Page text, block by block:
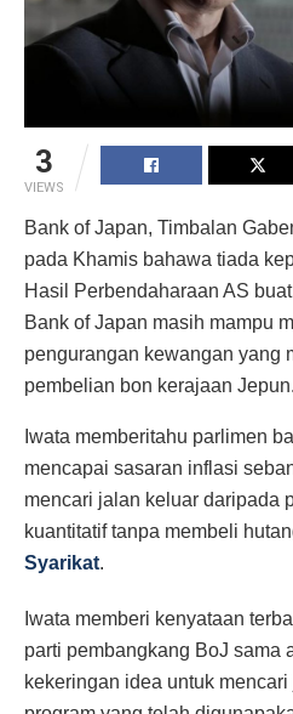
3
VIEWS
Bank of Japan, Timbalan
pada Khamis bahawa tiada
Hasil Perbendaharaan AS
Bank of Japan masih mampu
pengurangan kewangan yang
pembelian bon kerajaan Jepun.
Iwata memberitahu parlimen
mencapai sasaran inflasi
mencari jalan keluar daripada
kuantitatif tanpa membeli
Syarikat.
Iwata memberi kenyataan
parti pembangkang BoJ sama
kekeringan idea untuk